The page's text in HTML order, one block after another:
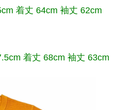
着丈 64cm 袖丈 62cm
着丈 68cm 袖丈 63cm